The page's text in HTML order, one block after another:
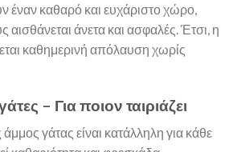
καθαρό και ευχάριστο χώρο,
αισθάνεται άνετα και ασφαλές. Έτσι, η
καθημερινή απόλαυση χωρίς
– Για ποιον ταιριάζει
γάτας είναι κατάλληλη για κάθε